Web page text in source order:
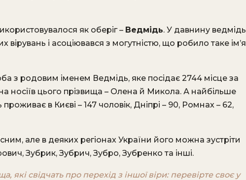
як оберіг – Ведмідь. У давнину ведмідь
і асоціювався з могутністю, що робило таке ім’я
з родовим іменем Ведмідь, яке посідає 2744 місце за
носіїв цього прізвища – Олена й Микола. А найбільше
в Києві – 147 чоловік, Дніпрі – 90, Ромнах – 62,
але в деяких регіонах України його можна зустріти
Зубрик, Зубрич, Зубро, Зубренко та інші.
які свідчать про перехід з іншої віри: перевірте своє у